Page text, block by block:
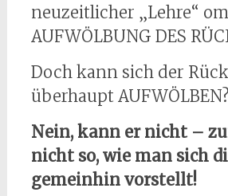
neuzeitlicher „Lehre“
AUFWÖLBUNG DES
Doch kann sich der
überhaupt AUFWÖLBEN?
Nein, kann er nicht –
nicht so, wie man sich
gemeinhin vorstellt!